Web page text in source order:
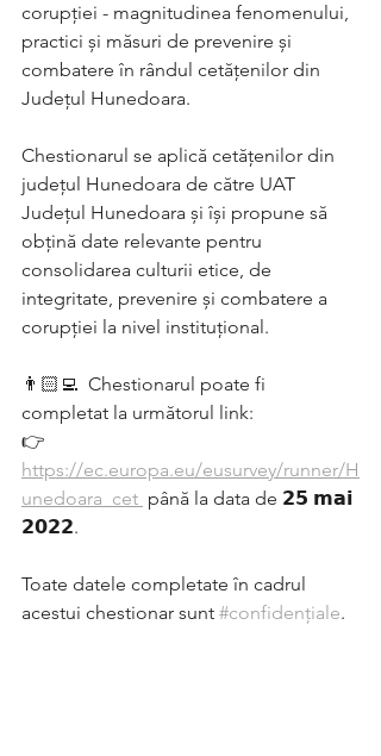
corupției - magnitudinea fenomenului,
practici și măsuri de prevenire și
combatere în rândul cetățenilor din
Județul Hunedoara.
Chestionarul se aplică cetățenilor din
județul Hunedoara de către UAT
Județul Hunedoara și își propune să
obțină date relevante pentru
consolidarea culturii etice, de
integritate, prevenire și combatere a
corupției la nivel instituțional.
👨🏻‍💻  Chestionarul poate fi
completat la următorul link:
👉
https://ec.europa.eu/eusurvey/runner/H
unedoara_cet până la data de 𝟮𝟱 𝗺𝗮𝗶
𝟮𝟬𝟮𝟮.
Toate datele completate în cadrul
acestui chestionar sunt #confidențiale.